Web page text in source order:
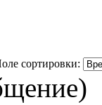
сортировки: